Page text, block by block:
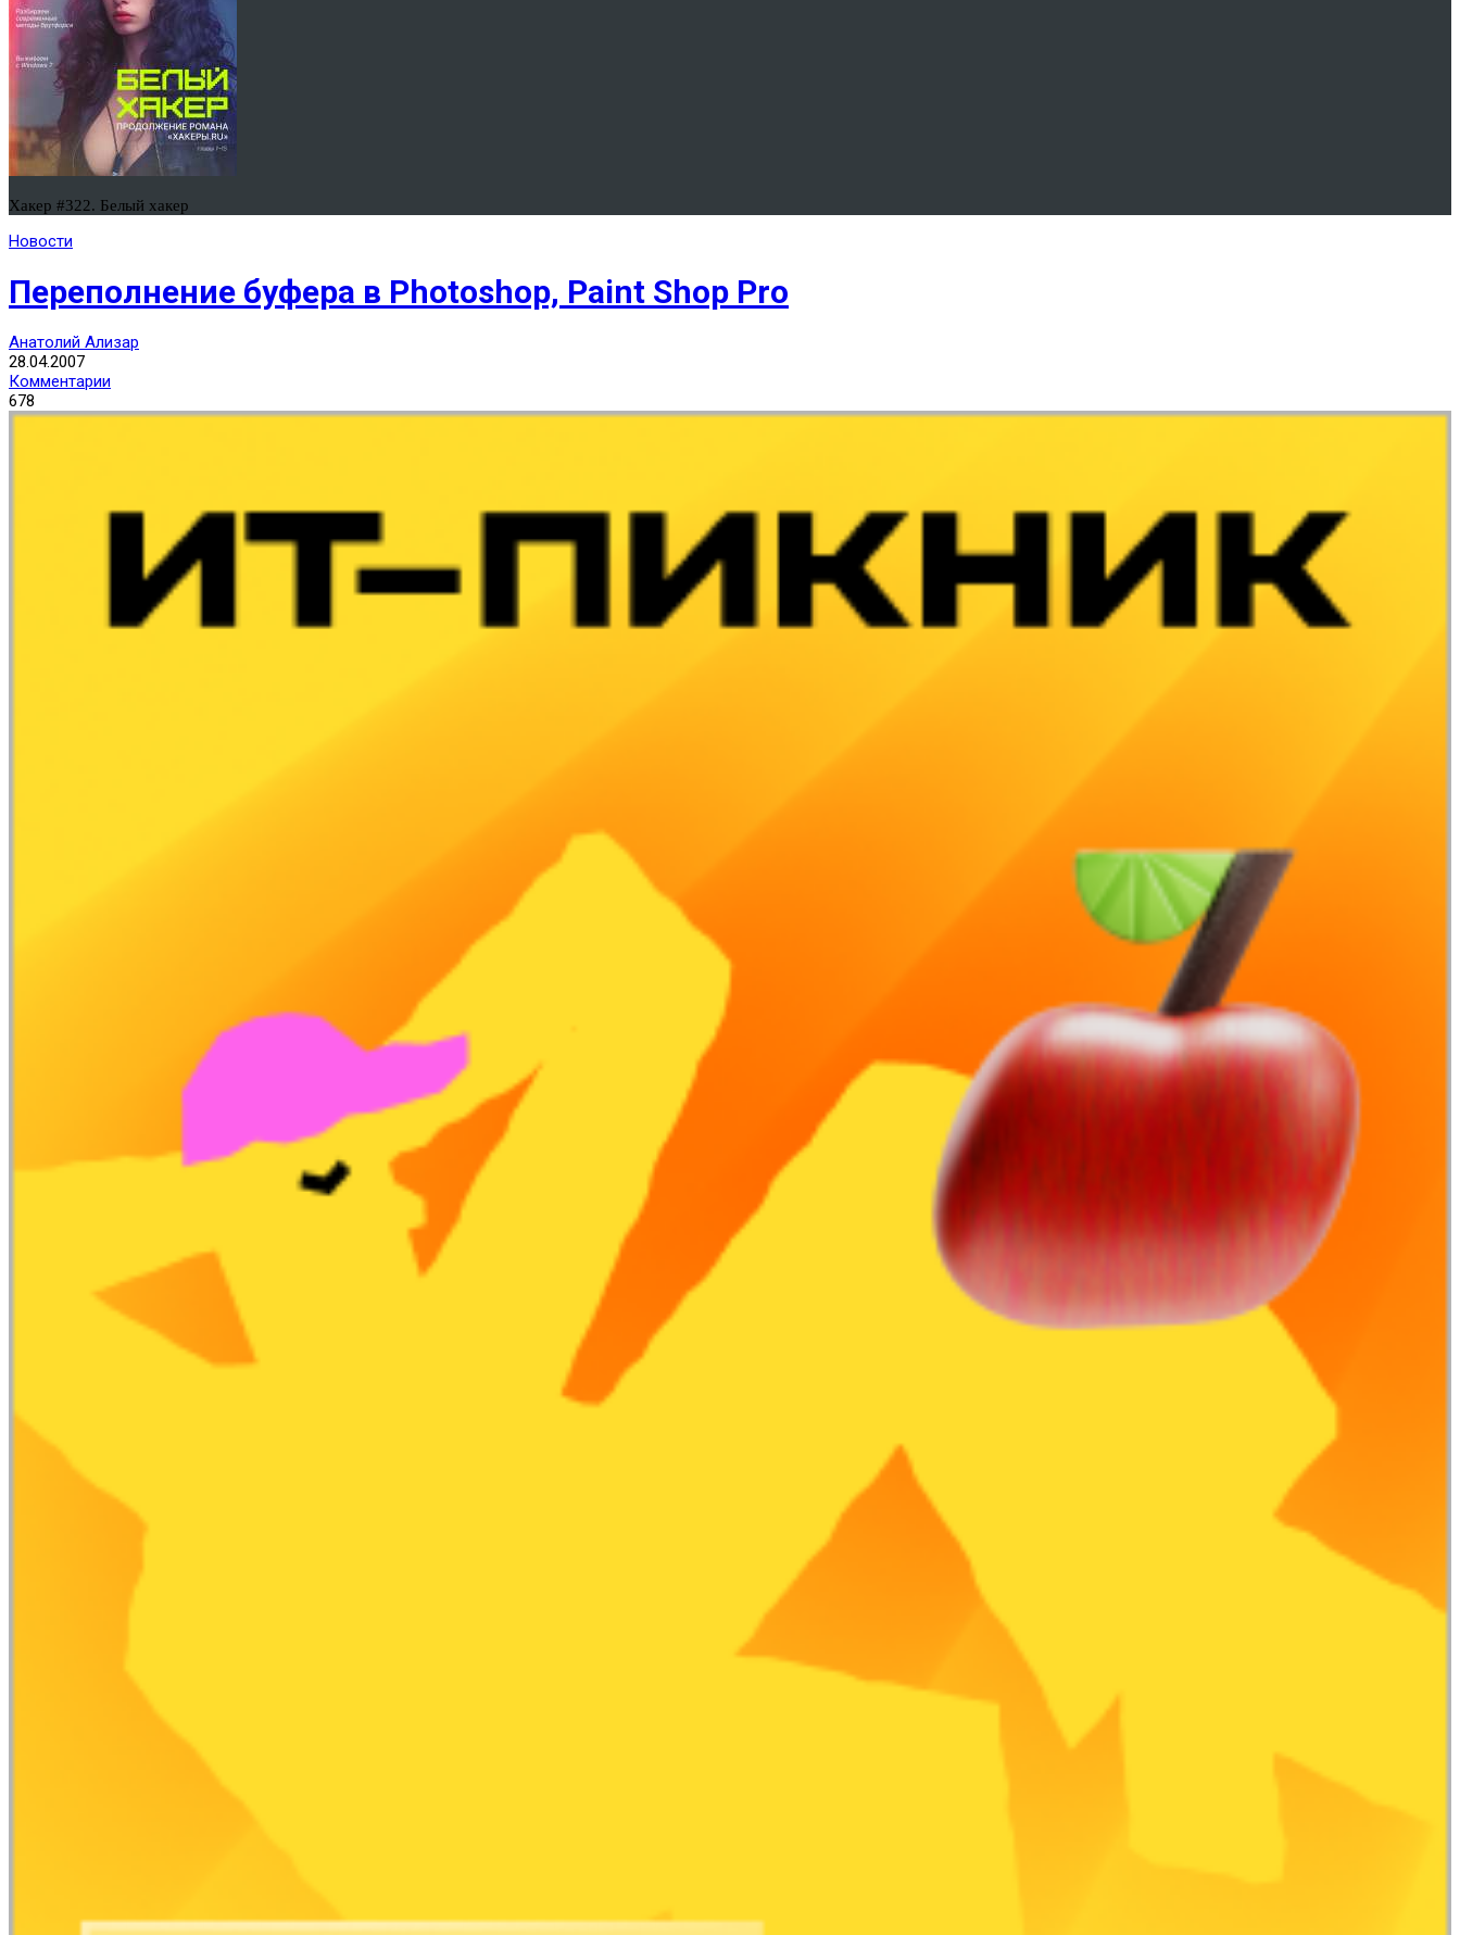
Хакер #322. Белый хакер
Новости
Переполнение буфера в Photoshop, Paint Shop Pro
Анатолий Ализар
28.04.2007
Комментарии
678